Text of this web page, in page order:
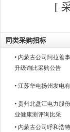
[
同类采购招标
• 内蒙古公司阿拉善
升级询比采购公告
• 江苏华电扬州发电
• 贵州北盘江电力股
业健康测评询比采
• 内蒙古公司呼和浩